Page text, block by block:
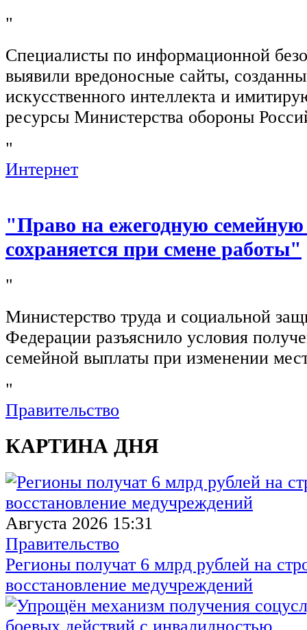
"
Специалисты по информационной
выявили вредоносные сайты,
искусственного интеллекта и
ресурсы Министерства обороны
"
Интернет
"Право на ежегодную
сохраняется при смене работы"
"
Министерство труда и социальной
Федерации разъяснило условия
семейной выплаты при изменении
"
Правительство
КАРТИНА ДНЯ
Августа 2026 15:31
Правительство
Регионы получат 6 млрд рублей на
восстановление медучреждений